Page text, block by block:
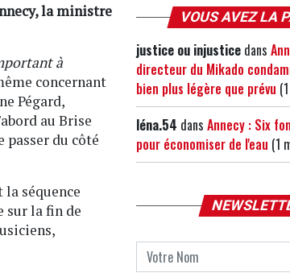
la ministre
à
concernant
Pégard,
au Brise
passer du côté
séquence
sur la fin de
VOUS AVEZ LA
justice ou injustice dans
directeur du Mikado
bien plus légère que prévu
léna.54 dans Annecy : Six
pour économiser de l'eau (1